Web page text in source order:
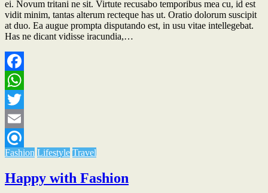
ei. Novum tritani ne sit. Virtute recusabo temporibus mea cu, id est
vidit minim, tantas alterum recteque has ut. Oratio dolorum suscipit
at duo. Ea augue prompta disputando est, in usu vitae intellegebat.
Has ne dicant vidisse iracundia,…
Facebook
WhatsApp
Twitter
Email
Refind
Fashion Lifestyle Travel
Happy with Fashion